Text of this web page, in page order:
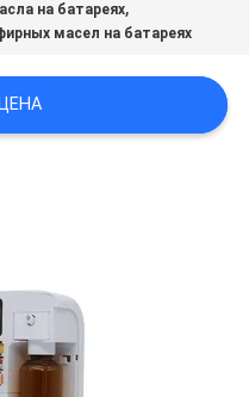
на батареях,
масел на батареях